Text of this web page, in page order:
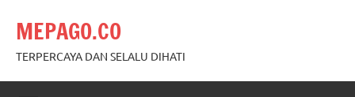
content
MEPAGO.CO
TERPERCAYA DAN SELALU DIHATI